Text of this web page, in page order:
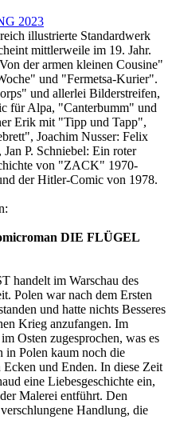
2023
illustrierte Standardwerk
mittlerweile im 19. Jahr.
der armen kleinen Cousine"
und "Fermetsa-Kurier".
und allerlei Bilderstreifen,
für Alpa, "Canterbumm" und
Erik mit "Tipp und Tapp",
Joachim Nusser: Felix
P. Schniebel: Ein roter
von "ZACK" 1970-
der Hitler-Comic von 1978.
DIE FLÜGEL
handelt im Warschau des
Polen war nach dem Ersten
und hatte nichts Besseres
Krieg anzufangen. Im
Osten zugesprochen, was es
in Polen kaum noch die
und Enden. In diese Zeit
eine Liebesgeschichte ein,
Malerei entführt. Den
Handlung, die